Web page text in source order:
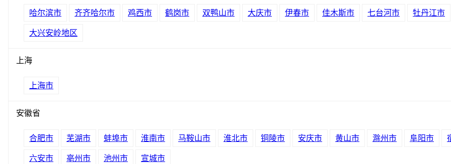
哈尔滨市 齐齐哈尔市 鸡西市 鹤岗市 双鸭山市 大庆市 伊春市 佳木斯市 七台河市 牡丹江市
大兴安岭地区
上海
上海市
安徽省
合肥市 芜湖市 蚌埠市 淮南市 马鞍山市 淮北市 铜陵市 安庆市 黄山市 滁州市 阜阳市
六安市 亳州市 池州市 宣城市